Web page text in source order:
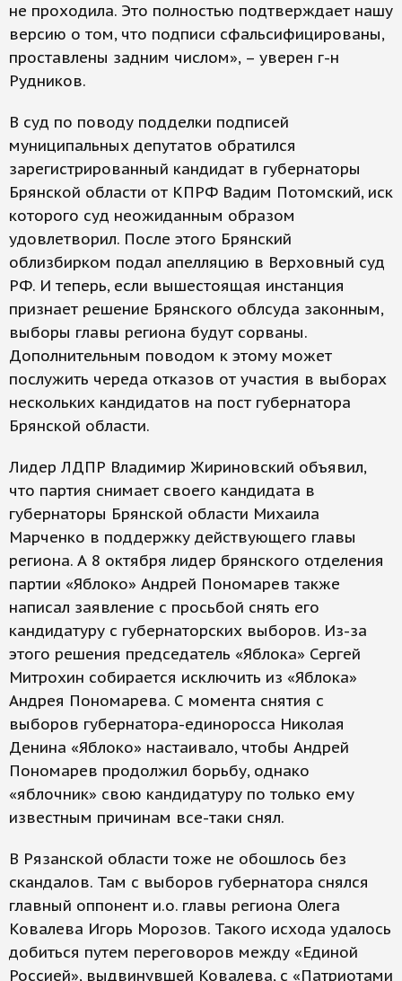
не проходила. Это полностью подтверждает нашу
версию о том, что подписи сфальсифицированы,
проставлены задним числом», – уверен г-н
Рудников.
В суд по поводу подделки подписей
муниципальных депутатов обратился
зарегистрированный кандидат в губернаторы
Брянской области от КПРФ Вадим Потомский, иск
которого суд неожиданным образом
удовлетворил. После этого Брянский
облизбирком подал апелляцию в Верховный суд
РФ. И теперь, если вышестоящая инстанция
признает решение Брянского облсуда законным,
выборы главы региона будут сорваны.
Дополнительным поводом к этому может
послужить череда отказов от участия в выборах
нескольких кандидатов на пост губернатора
Брянской области.
Лидер ЛДПР Владимир Жириновский объявил,
что партия снимает своего кандидата в
губернаторы Брянской области Михаила
Марченко в поддержку действующего главы
региона. А 8 октября лидер брянского отделения
партии «Яблоко» Андрей Пономарев также
написал заявление с просьбой снять его
кандидатуру с губернаторских выборов. Из-за
этого решения председатель «Яблока» Сергей
Митрохин собирается исключить из «Яблока»
Андрея Пономарева. С момента снятия с
выборов губернатора-единоросса Николая
Денина «Яблоко» настаивало, чтобы Андрей
Пономарев продолжил борьбу, однако
«яблочник» свою кандидатуру по только ему
известным причинам все-таки снял.
В Рязанской области тоже не обошлось без
скандалов. Там с выборов губернатора снялся
главный оппонент и.о. главы региона Олега
Ковалева Игорь Морозов. Такого исхода удалось
добиться путем переговоров между «Единой
Россией», выдвинувшей Ковалева, с «Патриотами